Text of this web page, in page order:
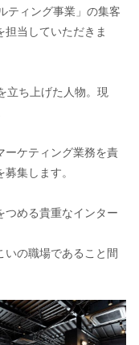
ティング事業」の集客
当していただきま
立ち上げた人物。現
ーケティング業務を責
集します。
つめる貴重なインター
いの職場であること間